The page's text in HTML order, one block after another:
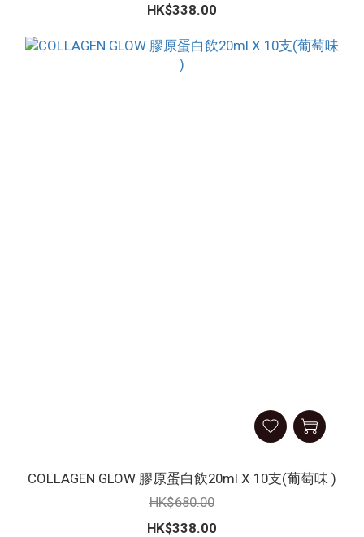
HK$338.00
COLLAGEN GLOW 膠原蛋白飲20ml X 10支(葡萄味 )
HK$680.00
HK$338.00